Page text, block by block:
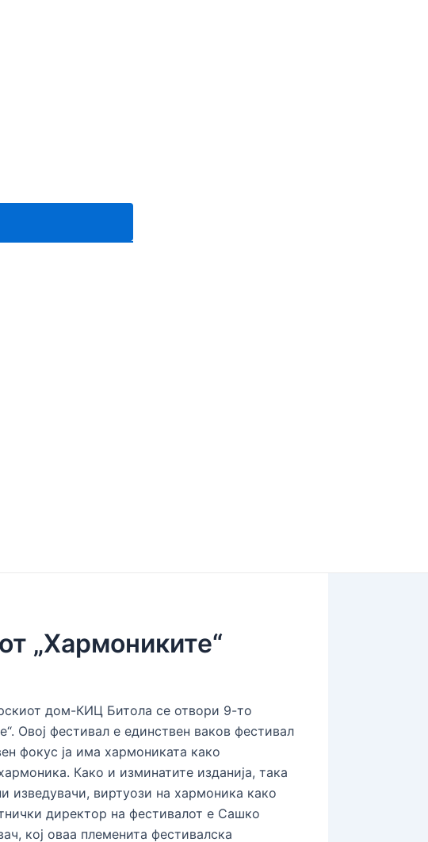
„Хармониките“
дом-КИЦ Битола се отвори 9-то
Овој фестивал е единствен ваков фестивал
фокус ја има хармониката како
Како и изминатите изданија, така
изведувачи, виртуози на хармоника како
директор на фестивалот е Сашко
кој оваа племенита фестивалска